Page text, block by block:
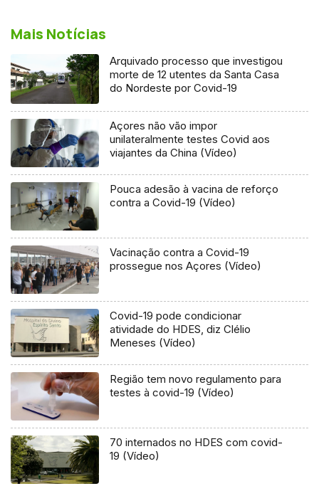
Mais Notícias
Arquivado processo que investigou
morte de 12 utentes da Santa Casa
do Nordeste por Covid-19
Açores não vão impor
unilateralmente testes Covid aos
viajantes da China (Vídeo)
Pouca adesão à vacina de reforço
contra a Covid-19 (Vídeo)
Vacinação contra a Covid-19
prossegue nos Açores (Vídeo)
Covid-19 pode condicionar
atividade do HDES, diz Clélio
Meneses (Vídeo)
Região tem novo regulamento para
testes à covid-19 (Vídeo)
70 internados no HDES com covid-
19 (Vídeo)